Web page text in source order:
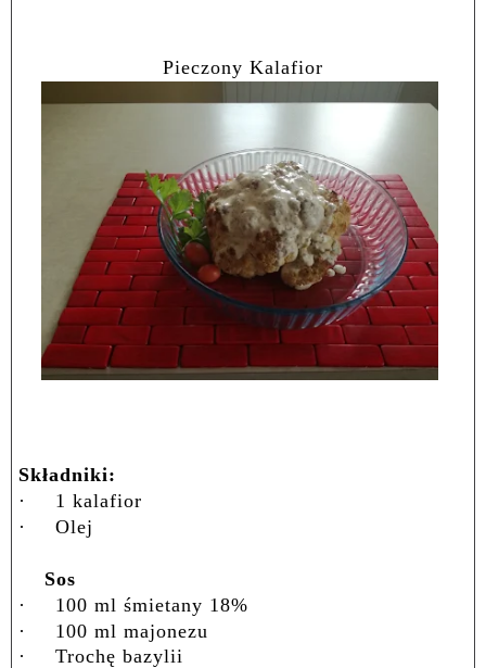
Pieczony Kalafior
Składniki:
·
1 kalafior
·
Olej
Sos
·
100 ml śmietany 18%
·
100 ml majonezu
·
Trochę bazylii